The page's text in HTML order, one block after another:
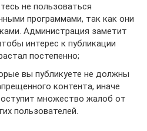
не пользоваться
программами, так как они
Администрация заметит
интерес к публикации
постепенно;
вы публикуете не должны
контента, иначе
множество жалоб от
пользователей.